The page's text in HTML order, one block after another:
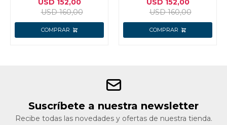
USD 152,00
USD 160,00
USD 152,00
USD 160,00
Suscríbete a nuestra newsletter
Recibe todas las novedades y ofertas de nuestra tienda.